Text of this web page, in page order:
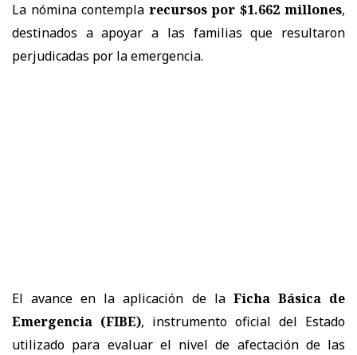
La nómina contempla recursos por $1.662 millones,
destinados a apoyar a las familias que resultaron
perjudicadas por la emergencia.
El avance en la aplicación de la Ficha Básica de
Emergencia (FIBE), instrumento oficial del Estado
utilizado para evaluar el nivel de afectación de las